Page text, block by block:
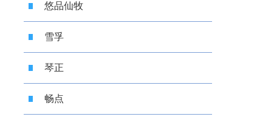
悠品仙牧
雪孚
琴正
畅点